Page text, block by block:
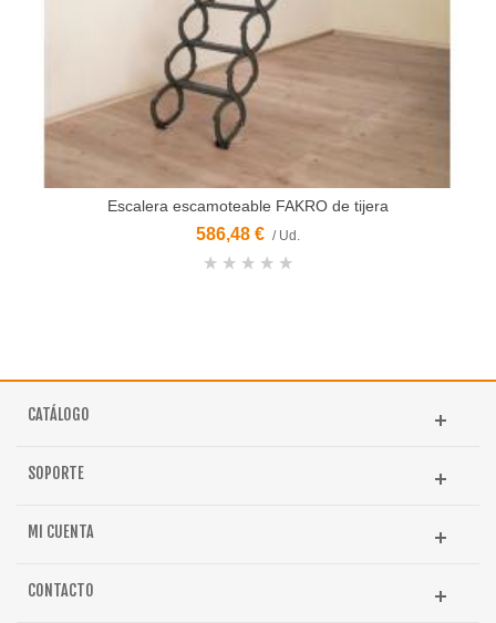
Escalera escamoteable FAKRO de tijera
586,48 € / Ud.
CATÁLOGO
SOPORTE
MI CUENTA
CONTACTO